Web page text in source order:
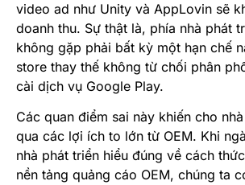
video ad như Unity và AppLovin sẽ
doanh thu. Sự thật là, phía nhà phát
không gặp phải bất kỳ một hạn chế
store thay thế không từ chối phân
cài dịch vụ Google Play.
Các quan điểm sai này khiến cho
qua các lợi ích to lớn từ OEM. Khi
nhà phát triển hiểu đúng về cách
nền tảng quảng cáo OEM, chúng ta